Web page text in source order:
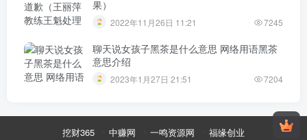
果）
2022年11月26日 11:21 7245
聊天说女孩子黑茶是什么意思 网络用语黑茶
意思介绍
2023年1月27日 21:51 7204
挖财365 中赚网 一鸣资源网 福缘创业